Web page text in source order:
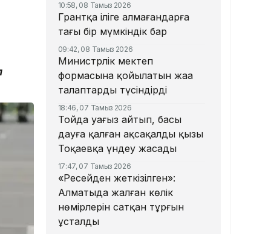
10:58, 08 Тамыз 2026
Грантқа іліге алмағандарға
тағы бір мүмкіндік бар
09:42, 08 Тамыз 2026
Министрлік мектеп
формасына қойылатын жаңа
талаптарды түсіндірді
18:46, 07 Тамыз 2026
Тойда уағыз айтып, басы
дауға қалған ақсақалдың қызы
Тоқаевқа үндеу жасады
17:47, 07 Тамыз 2026
«Ресейден жеткізілген»:
Алматыда жалған көлік
нөмірлерін сатқан тұрғын
ұсталды